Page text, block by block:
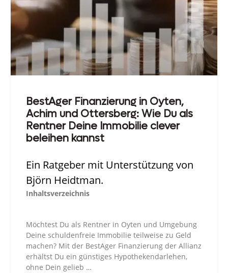
BestAger Finanzierung in Oyten,
Achim und Ottersberg: Wie Du als
Rentner Deine Immobilie clever
beleihen kannst
Ein Ratgeber mit Unterstützung von
Björn Heidtman.
Inhaltsverzeichnis
Möchtest Du als Rentner in Oyten und Umgebung
Deine schuldenfreie Immobilie teilweise zu Geld
machen? Mit der BestAger Finanzierung der Allianz
erhältst Du ein günstiges Hypothekendarlehen,
ohne Dein gelieb …